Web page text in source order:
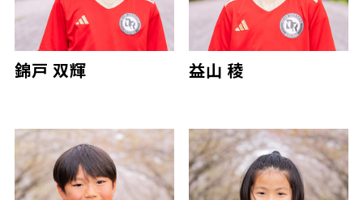
錦戸 双輝 益山 稜